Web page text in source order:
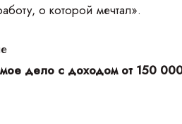
о которой мечтал».
дело с доходом от 150